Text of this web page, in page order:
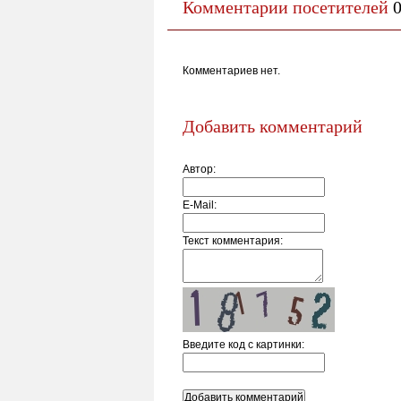
Комментарии посетителей 0
Комментариев нет.
Добавить комментарий
Автор:
E-Mail:
Текст комментария:
Введите код c картинки: